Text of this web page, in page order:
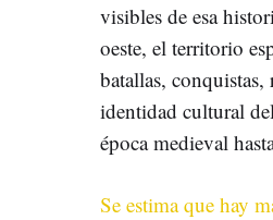
visibles de esa
oeste, el territorio
batallas,
identidad cultural
época medieval
Se estima que hay